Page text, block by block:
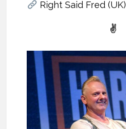
Right Said Fred (UK)
✌